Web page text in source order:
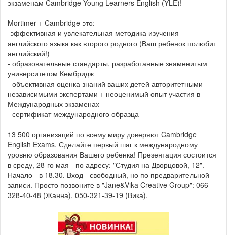
экзаменам Cambridge Young Learners English (YLE)!
Mortimer + Cambridge это:
-эффективная и увлекательная методика изучения
английского языка как второго родного (Ваш ребенок полюбит
английский!)
- образовательные стандарты, разработанные знаменитым
университетом Кембридж
- объективная оценка знаний ваших детей авторитетными
независимыми экспертами + неоценимый опыт участия в
Международных экзаменах
- сертификат международного образца
13 500 организаций по всему миру доверяют Cambridge
English Exams. Сделайте первый шаг к международному
уровню образования Вашего ребенка! Презентация состоится
в среду, 28-го мая - по адресу: "Студия на Дворцовой, 12".
Начало - в 18.30. Вход - свободный, но по предварительной
записи. Просто позвоните в "Jane&Vika Creative Group": 066-
328-40-48 (Жанна), 050-321-39-19 (Вика).